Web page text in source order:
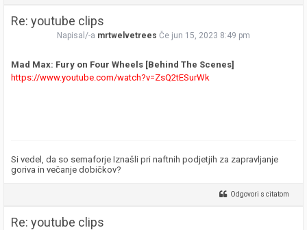
Re: youtube clips
Napisal/-a mrtwelvetrees Če jun 15, 2023 8:49 pm
Mad Max: Fury on Four Wheels [Behind The Scenes]
https://www.youtube.com/watch?v=ZsQ2tESurWk
Si vedel, da so semaforje Iznašli pri naftnih podjetjih za zapravljanje
goriva in večanje dobičkov?
Odgovori s citatom
Re: youtube clips